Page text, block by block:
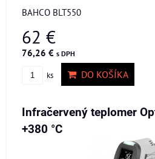
BAHCO BLT550
62 €
76,26 € s DPH
ks DO KOŠÍKA
Infračervený teplomer
+380 °C